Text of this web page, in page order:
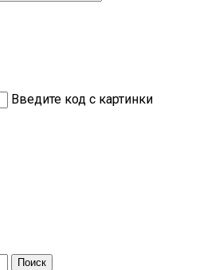
Введите код с картинки